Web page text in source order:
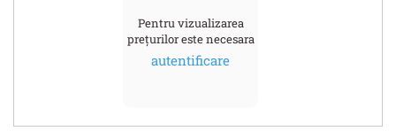
Pentru vizualizarea
prețurilor este necesara
autentificare